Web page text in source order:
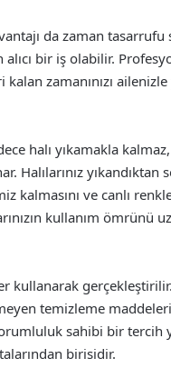
da zaman
bir iş olabilir.
zamanınızı
halı yıkamakla
Halılarınız
kalmasını ve canlı
kullanım ömrünü
kullanarak
temizleme maddeleri
sahibi bir tercih
birisidir.